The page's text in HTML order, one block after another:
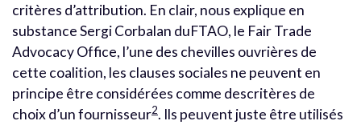
critères d’attribution. En clair, nous explique en
substance Sergi Corbalan duFTAO, le Fair Trade
Advocacy Office, l’une des chevilles ouvrières de
cette coalition, les clauses sociales ne peuvent en
principe être considérées comme descritères de
choix d’un fournisseur2. Ils peuvent juste être utilisés